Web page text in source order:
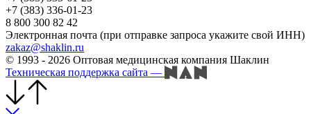
+7 (383) 336-01-23
8 800 300 82 42
Электронная почта (при отправке запроса укажите свой ИНН)
zakaz@shaklin.ru
© 1993 - 2026 Оптовая медицинская компания Шаклин
Техническая поддержка сайта —